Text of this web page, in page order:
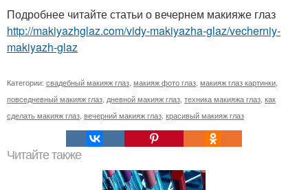
Подробнее читайте статьи о вечернем макияже глаз
http://makiyazhglaz.com/vidy-makiyazha-glaz/vecherniy-
makiyazh-glaz
Категории: свадебный макияж глаз, макияж фото глаз, макияж глаз картинки,
повседневный макияж глаз, дневной макияж глаз, техника макияжа глаз, как
сделать макияж глаз, вечерний макияж глаз, красивый макияж глаз
Читайте также